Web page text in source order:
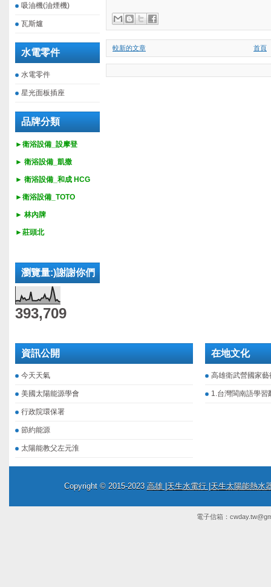
吸油機(油煙機)
瓦斯爐
水電零件
水電零件
星光面板插座
品牌分類
►衛浴設備_設摩登
► 衛浴設備_ 凱撒
► 衛浴設備_ 和成 HCG
►衛浴設備_ TOTO
► 林內牌
►莊頭北
瀏覽量:)謝謝你們
393,709
較新的文章 首頁
資訊公開
今天天氣
美國太陽能源學會
行政院環保署
節約能源
太陽能教父左元淮
在地文化
高雄衛武營國家藝
1.台灣閩南語學習
Copyright © 2015-2023 高雄 |天生水電行 |天生太陽能熱水
電子信箱：